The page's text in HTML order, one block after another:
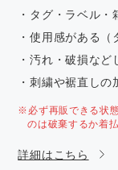
・タグ・ラベル・
・使用感がある（
・汚れ・破損など
・刺繍や裾直しの
※必ず再販できる状
のは破棄するか着
詳細はこちら